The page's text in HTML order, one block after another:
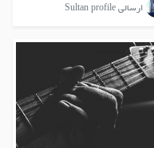
ارسالی Sultan profile